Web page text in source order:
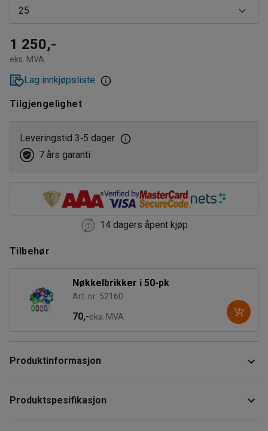
340
550
25
25
50
100
1 250,-
eks. MVA
Lag innkjøpsliste
Tilgjengelighet
Leveringstid 3‑5 dager
7 års garanti
14 dagers åpent kjøp
Tilbehør
Nøkkelbrikker i 50-pk
Art. nr: 52160
70,-eks. MVA
Produktinformasjon
100 nøkler. Veggmontering anbefales. Et sett for
Produktspesifikasjon